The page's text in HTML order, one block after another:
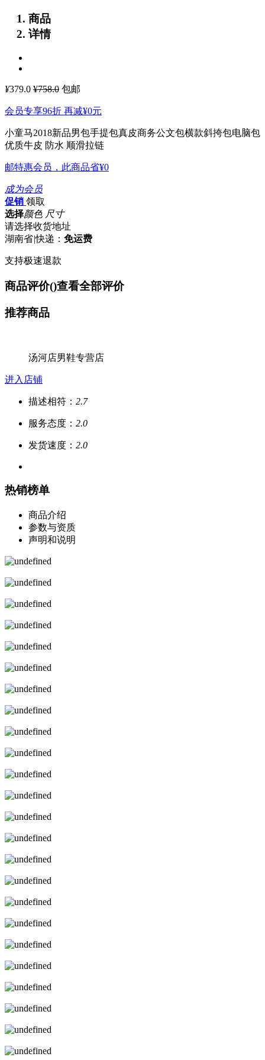
商品
详情
¥379.0 ¥758.0 包邮
会员专享96折 再减¥0元
小童马2018新品男包手提包真皮商务公文包横款斜挎包电脑包
优质牛皮 防水 顺滑拉链
邮特惠会员，此商品省¥0
成为会员
促销 领取
选择颜色 尺寸
请选择收货地址
湖南省|快递： 免运费
支持极速退款
商品评价()查看全部评价
推荐商品
汤河店男鞋专营店
进入店铺
描述相符： 2.7
服务态度： 2.0
发货速度： 2.0
热销榜单
商品介绍
参数与资质
声明和说明